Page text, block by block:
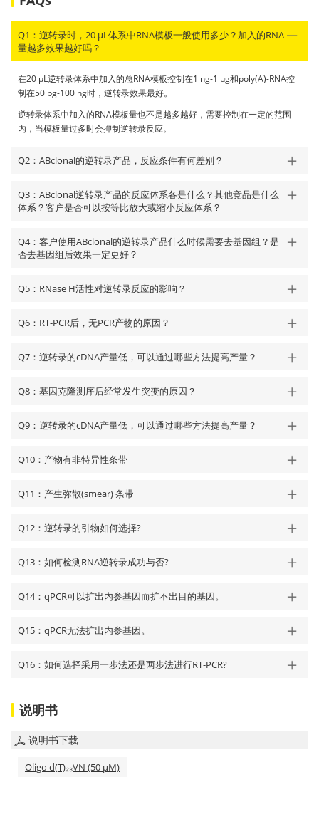
Q1：逆转录时，20 μL体系中RNA模板一般使用多少？加入的RNA
量越多效果越好吗？
在20 μL逆转录体系中加入的总RNA模板控制在1 ng-1 μg和poly(A)-RNA控
制在50 pg-100 ng时，逆转录效果最好。
逆转录体系中加入的RNA模板量也不是越多越好，需要控制在一定的范围
内，当模板量过多时会抑制逆转录反应。
Q2：ABclonal的逆转录产品，反应条件有何差别？
Q3：ABclonal逆转录产品的反应体系各是什么？其他竞品是什么
体系？客户是否可以按等比放大或缩小反应体系？
Q4：客户使用ABclonal的逆转录产品什么时候需要去基因组？是
否去基因组后效果一定更好？
Q5：RNase H活性对逆转录反应的影响？
Q6：RT-PCR后，无PCR产物的原因？
Q7：逆转录的cDNA产量低，可以通过哪些方法提高产量？
Q8：基因克隆测序后经常发生突变的原因？
Q9：逆转录的cDNA产量低，可以通过哪些方法提高产量？
Q10：产物有非特异性条带
Q11：产生弥散(smear) 条带
Q12：逆转录的引物如何选择?
Q13：如何检测RNA逆转录成功与否?
Q14：qPCR可以扩出内参基因而扩不出目的基因。
Q15：qPCR无法扩出内参基因。
Q16：如何选择采用一步法还是两步法进行RT-PCR?
说明书
说明书下载
Oligo d(T)₂₃VN (50 μM)